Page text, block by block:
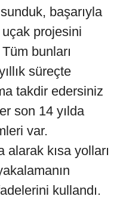
başarıyla
uçak projesini
bunları
süreçte
takdir edersiniz
son 14 yılda
var.
alarak kısa yolları
kullandı.